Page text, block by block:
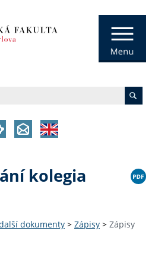
kolegia
dokumenty > Zápisy > Zápisy